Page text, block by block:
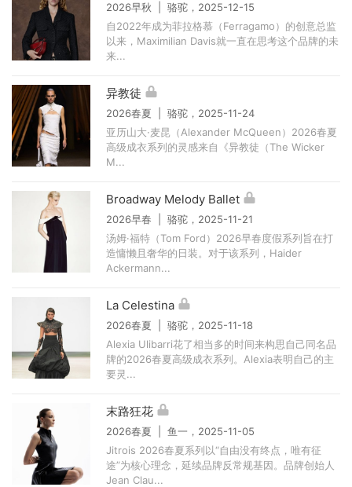
2026早秋 | 骆驼，2025-12-15
自2022年成为菲拉格慕（Ferragamo）的创意总监
以来，Maximilian Davis就一直在思考这个品牌的未
来...
异教徒
2026春夏 | 骆驼，2025-11-24
亚历山大·麦昆（Alexander McQueen）2026春夏
高级成衣系列的灵感来自《异教徒（The Wicker
M...
Broadway Melody Ballet
2026早春 | 骆驼，2025-11-21
汤姆·福特（Tom Ford）2026早春度假系列旨在打
造慵懒且奢华的日装。对于该系列，Haider
Ackermann...
La Celestina
2026春夏 | 骆驼，2025-11-18
Alexia Ulibarri花了相当多的时间来构思自己同名品
牌的2026春夏高级成衣系列。Alexia表明自己的主
要灵...
末路狂花
2026春夏 | 鱼一，2025-11-05
Jitrois 2026春夏系列以“自由没有终点，唯有征
途”为核心理念，延续品牌反常规基因。品牌创始人
Jean Clau...